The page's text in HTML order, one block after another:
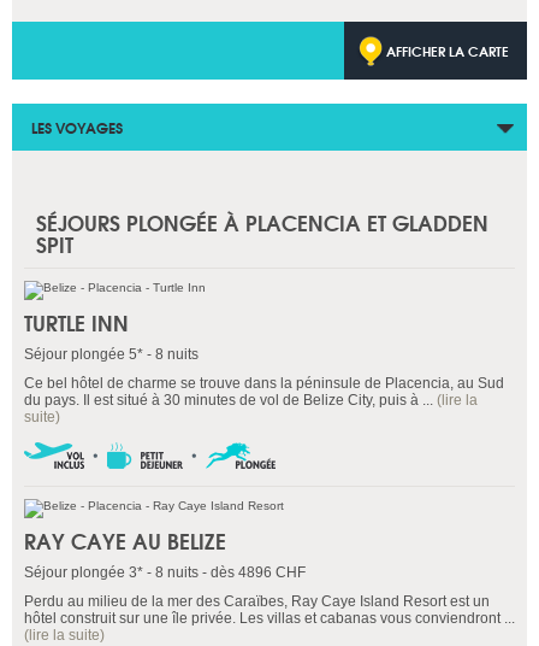
AFFICHER LA CARTE
LES VOYAGES
SÉJOURS PLONGÉE À PLACENCIA ET GLADDEN
SPIT
TURTLE INN
Séjour plongée 5* - 8 nuits
Ce bel hôtel de charme se trouve dans la péninsule de Placencia, au Sud
du pays. Il est situé à 30 minutes de vol de Belize City, puis à ... (lire la
suite)
RAY CAYE AU BELIZE
Séjour plongée 3* - 8 nuits - dès 4896 CHF
Perdu au milieu de la mer des Caraïbes, Ray Caye Island Resort est un
hôtel construit sur une île privée. Les villas et cabanas vous conviendront ...
(lire la suite)